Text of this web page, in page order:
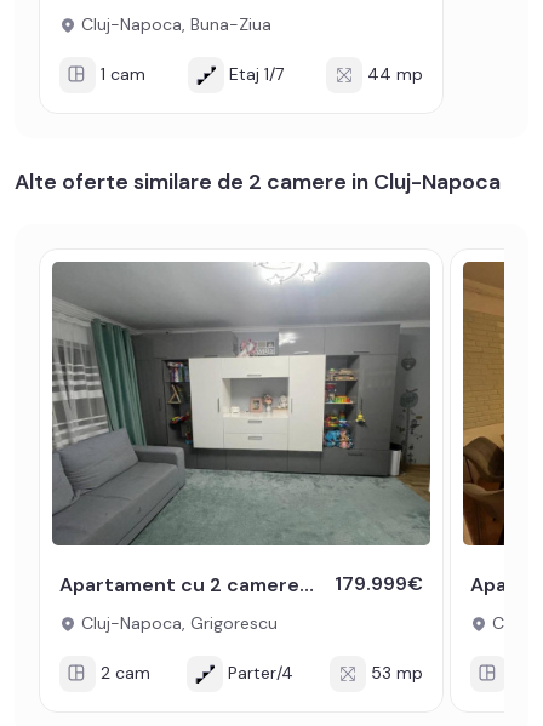
Cluj-Napoca, Buna-Ziua
1 cam Etaj 1/7 44 mp
Alte oferte similare de 2 camere in Cluj-Napoca
Apartament cu 2 camere decomandate de vanzare in Grigorescu cu boxa 179.999€
Cluj-Napoca, Grigorescu
2 cam Parter/4 53 mp
Cluj-